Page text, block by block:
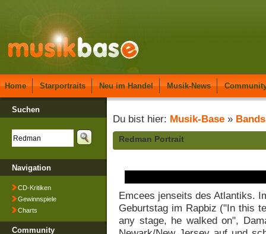
Home Starportraits Neu im Handel Musik-News
Suchen
Navigation
CD-Kritiken
Gewinnspiele
Charts
Community
Du bist hier: Musik-Base » Bands
Redman Portrait
Emcees jenseits des Atlantiks.
Geburtstag im Rapbiz ("In this
any stage, he walked on",